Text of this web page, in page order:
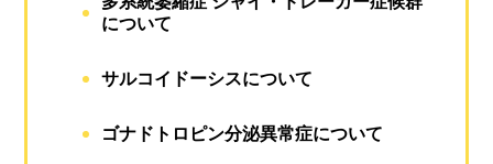
について
サルコイドーシスについて
ゴナドトロピン分泌異常症について